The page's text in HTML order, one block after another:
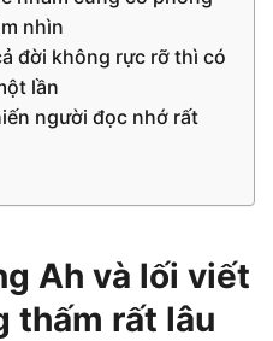
nhìn
đời không rực rỡ thì có
lần
người đọc nhớ rất
Ah và lối viết
thấm rất lâu